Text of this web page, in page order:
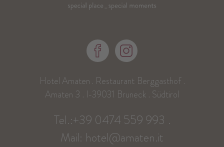
Hotel Amaten . Restaurant Berggasthof .
Amaten 3 . I-39031 Bruneck . Südtirol
Tel.:+39 0474 559 993 .
Mail: hotel@amaten.it